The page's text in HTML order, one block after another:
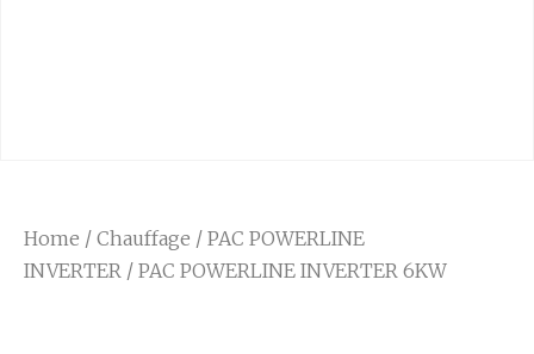
Home / Chauffage / PAC POWERLINE
INVERTER / PAC POWERLINE INVERTER 6KW